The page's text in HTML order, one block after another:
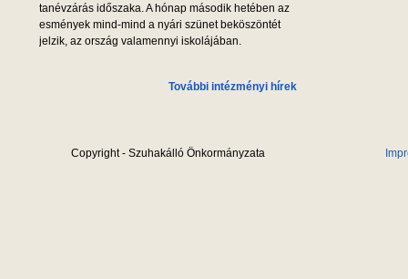
tanévzárás időszaka. A hónap második hetében az
esmények mind-mind a nyári szünet beköszöntét
jelzik, az ország valamennyi iskolájában.
További intézményi hírek
Copyright - Szuhakálló Önkormányzata